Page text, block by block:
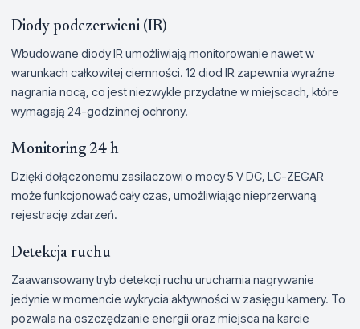
Diody podczerwieni (IR)
Wbudowane diody IR umożliwiają monitorowanie nawet w
warunkach całkowitej ciemności. 12 diod IR zapewnia wyraźne
nagrania nocą, co jest niezwykle przydatne w miejscach, które
wymagają 24-godzinnej ochrony.
Monitoring 24 h
Dzięki dołączonemu zasilaczowi o mocy 5 V DC, LC-ZEGAR
może funkcjonować cały czas, umożliwiając nieprzerwaną
rejestrację zdarzeń.
Detekcja ruchu
Zaawansowany tryb detekcji ruchu uruchamia nagrywanie
jedynie w momencie wykrycia aktywności w zasięgu kamery. To
pozwala na oszczędzanie energii oraz miejsca na karcie